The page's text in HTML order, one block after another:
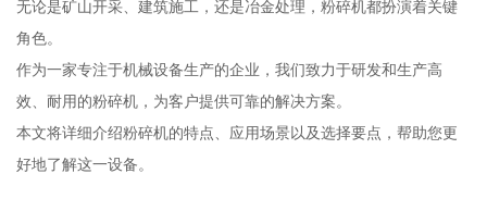
无论是矿山开采、建筑施工，还是冶金处理，粉碎机都扮演着关键
角色。
作为一家专注于机械设备生产的企业，我们致力于研发和生产高
效、耐用的粉碎机，为客户提供可靠的解决方案。
本文将详细介绍粉碎机的特点、应用场景以及选择要点，帮助您更
好地了解这一设备。